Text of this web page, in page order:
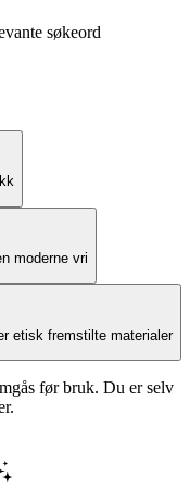
søkeord
moderne vri
etisk fremstilte materialer
før bruk. Du er selv